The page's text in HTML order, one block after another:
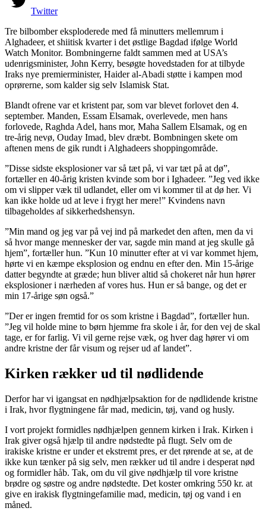
Twitter
Tre bilbomber eksploderede med få minutters mellemrum i
Alghadeer, et shiitisk kvarter i det østlige Bagdad ifølge World
Watch Monitor. Bombningerne faldt sammen med at USA’s
udenrigsminister, John Kerry, besøgte hovedstaden for at tilbyde
Iraks nye premierminister, Haider al-Abadi støtte i kampen mod
oprørerne, som kalder sig selv Islamisk Stat.
Blandt ofrene var et kristent par, som var blevet forlovet den 4.
september. Manden, Essam Elsamak, overlevede, men hans
forlovede, Raghda Adel, hans mor, Maha Sallem Elsamak, og en
tre-årig nevø, Ouday Imad, blev dræbt. Bombningen skete om
aftenen mens de gik rundt i Alghadeers shoppingområde.
”Disse sidste eksplosioner var så tæt på, vi var tæt på at dø”,
fortæller en 40-årig kristen kvinde som bor i Ighadeer. ”Jeg ved ikke
om vi slipper væk til udlandet, eller om vi kommer til at dø her. Vi
kan ikke holde ud at leve i frygt her mere!” Kvindens navn
tilbageholdes af sikkerhedshensyn.
”Min mand og jeg var på vej ind på markedet den aften, men da vi
så hvor mange mennesker der var, sagde min mand at jeg skulle gå
hjem”, fortæller hun. ”Kun 10 minutter efter at vi var kommet hjem,
hørte vi en kæmpe eksplosion og endnu en efter den. Min 15-årige
datter begyndte at græde; hun bliver altid så chokeret når hun hører
eksplosioner i nærheden af vores hus. Hun er så bange, og det er
min 17-årige søn også.”
”Der er ingen fremtid for os som kristne i Bagdad”, fortæller hun.
”Jeg vil holde mine to børn hjemme fra skole i år, for den vej de skal
tage, er for farlig. Vi vil gerne rejse væk, og hver dag hører vi om
andre kristne der får visum og rejser ud af landet”.
Kirken rækker ud til nødlidende
Derfor har vi igangsat en nødhjælpsaktion for de nødlidende kristne
i Irak, hvor flygtningene får mad, medicin, tøj, vand og husly.
I vort projekt formidles nødhjælpen gennem kirken i Irak. Kirken i
Irak giver også hjælp til andre nødstedte på flugt. Selv om de
irakiske kristne er under et ekstremt pres, er det rørende at se, at de
ikke kun tænker på sig selv, men rækker ud til andre i desperat nød
og formidler håb. Tak, om du vil give nødhjælp til vore kristne
brødre og søstre og andre nødstedte. Det koster omkring 550 kr. at
give en irakisk flygtningefamilie mad, medicin, tøj og vand i en
måned.